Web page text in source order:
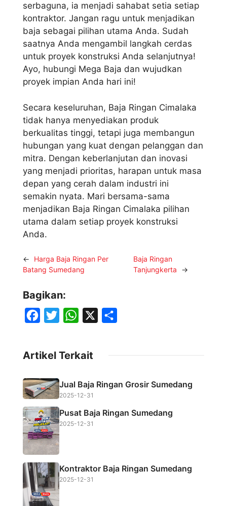
serbaguna, ia menjadi sahabat setia setiap
kontraktor. Jangan ragu untuk menjadikan
baja sebagai pilihan utama Anda. Sudah
saatnya Anda mengambil langkah cerdas
untuk proyek konstruksi Anda selanjutnya!
Ayo, hubungi Mega Baja dan wujudkan
proyek impian Anda hari ini!
Secara keseluruhan, Baja Ringan Cimalaka
tidak hanya menyediakan produk
berkualitas tinggi, tetapi juga membangun
hubungan yang kuat dengan pelanggan dan
mitra. Dengan keberlanjutan dan inovasi
yang menjadi prioritas, harapan untuk masa
depan yang cerah dalam industri ini
semakin nyata. Mari bersama-sama
menjadikan Baja Ringan Cimalaka pilihan
utama dalam setiap proyek konstruksi
Anda.
←
Harga Baja Ringan Per
Batang Sumedang
Baja Ringan
Tanjungkerta
→
Bagikan:
e
b
o
o
k
t
e
t
A
p
Artikel Terkait
Jual Baja Ringan Grosir Sumedang
2025-12-31
Pusat Baja Ringan Sumedang
2025-12-31
Kontraktor Baja Ringan Sumedang
2025-12-31